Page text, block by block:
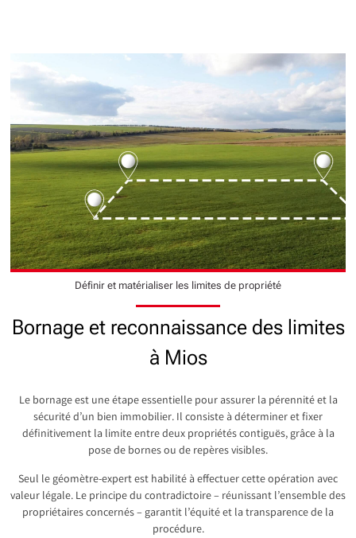
Définir et matérialiser les limites de propriété
Bornage et reconnaissance des limites
à Mios
Le bornage est une étape essentielle pour assurer la pérennité et la
sécurité d’un bien immobilier. Il consiste à déterminer et fixer
définitivement la limite entre deux propriétés contiguës, grâce à la
pose de bornes ou de repères visibles.
Seul le géomètre-expert est habilité à effectuer cette opération avec
valeur légale. Le principe du contradictoire – réunissant l’ensemble des
propriétaires concernés – garantit l’équité et la transparence de la
procédure.